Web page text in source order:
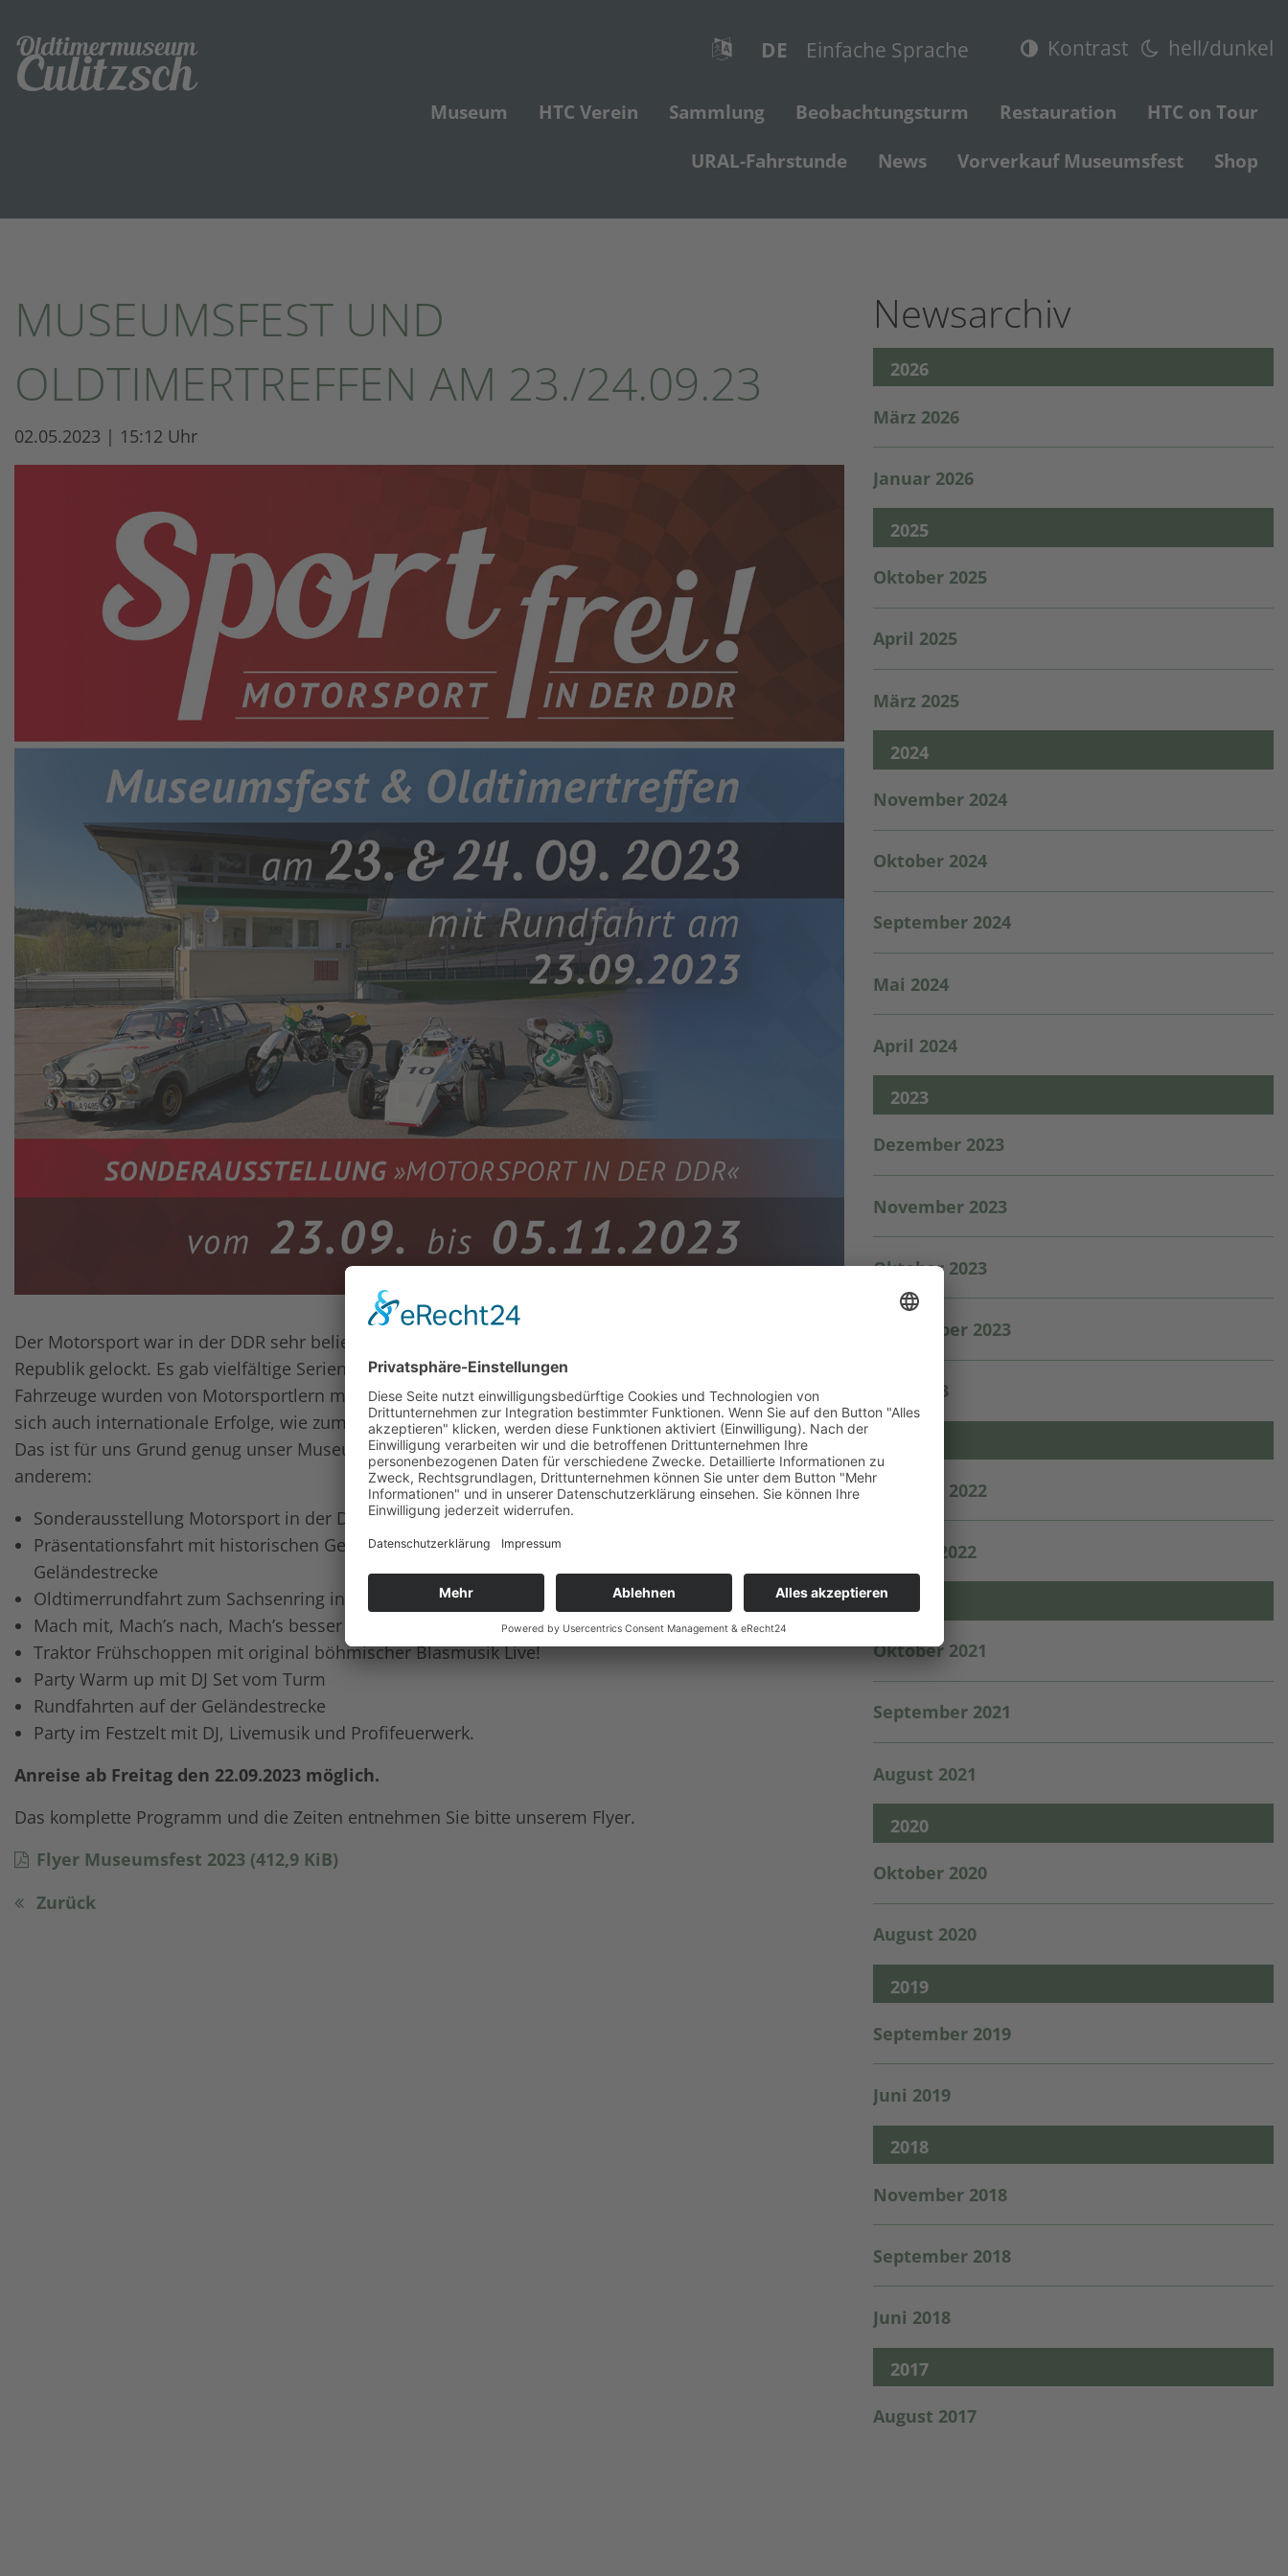
DE Einfache Sprache Kontrast hell/dunkel
Museum HTC Verein Sammlung Beobachtungsturm Restauration
HTC on Tour
URAL-Fahrstunde
News Vorverkauf Museumsfest Shop
MUSEUMSFEST UND
OLDTIMERTREFFEN AM 23./24.09.23
02.05.2023 | 15:12 Uhr
Der Motorsport war in der DDR sehr beliebt und hat Hunderttausende an die Rennstrecken der
Republik gelockt. Es gab vielfältige Serien und Wettkämpfe in nahezu allen Bereichen. Innovative
Fahrzeuge wurden von Motorsportlern mit entwickelt und immer weiter verbessert. Dadurch stellten
sich auch internationale Erfolge, wie zum Beispiel bei den Six Days, ein.
Das ist für uns Grund genug unser Museumsfest diesem Thema zu widmen. Highlights sind unter
anderem:
Sonderausstellung Motorsport in der DDR von 23.09. bis 05.11.23
Präsentationsfahrt mit historischen Geländesport-und Motocross Motorrädern auf der
Geländestrecke
Oldtimerrundfahrt zum Sachsenring inkl. einer Runde auf dem Sachsenring
Mach mit, Mach’s nach, Mach’s besser Sportfest mit Gerhard „Adi“ Adolph. Live vor Ort!
Traktor Frühschoppen mit original böhmischer Blasmusik Live!
Party Warm up mit DJ Set vom Turm
Rundfahrten auf der Geländestrecke
Party im Festzelt mit DJ, Livemusik und Profifeuerwerk.
Anreise ab Freitag den 22.09.2023 möglich.
Das komplette Programm und die Zeiten entnehmen Sie bitte unserem Flyer.
Flyer Museumsfest 2023 (412,9 KiB)
Zurück
Newsarchiv
2026
März 2026
Januar 2026
2025
Oktober 2025
April 2025
März 2025
2024
November 2024
Oktober 2024
September 2024
Mai 2024
April 2024
2023
Dezember 2023
November 2023
Oktober 2023
September 2023
Mai 2023
Oktober 2022
August 2022
2021
Oktober 2021
September 2021
August 2021
2020
Oktober 2020
August 2020
2019
September 2019
Juni 2019
2018
November 2018
September 2018
Juni 2018
2017
August 2017